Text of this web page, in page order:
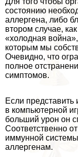
состоянию
аллергена, либо
втором случае,
«холодная
которым мы
Очевидно, что
полное
симптомов.
Если представить
в компьютерной
больший урон он
Соответственно
иммунной
аллергенам.